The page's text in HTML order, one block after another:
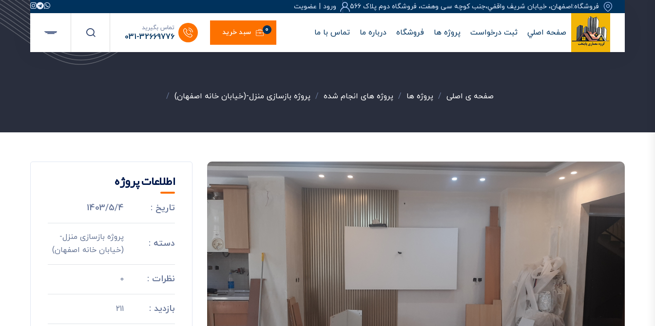
فروشگاه:اصفهان، خيابان شريف واقفي،جنب کوچه سی وهفت، فروشگاه دوم پلاک 566 ورود | عضويت
صفحه اصلي ثبت درخواست پروژه ها فروشگاه درباره ما تماس با ما سبد خرید 0 تماس بگیرید
031-32669776
صفحه ی اصلی / پروژه ها / پروژه های انجام شده / پروژه بازسازی منزل-(خیابان خانه اصفهان) /
اطلاعات پروژه
تاریخ : 1403/5/4
دسته :
پروژه بازسازی منزل-
(خیابان خانه اصفهان)
نظرات : 0
بازدید : 211